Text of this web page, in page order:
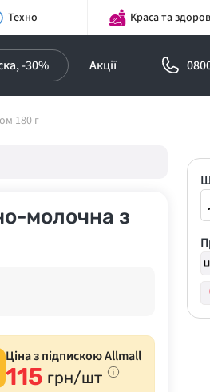
Техно Краса та
-30% Акції
180 г
молочна з
Ціна з підпискою Allmall
115 грн/шт